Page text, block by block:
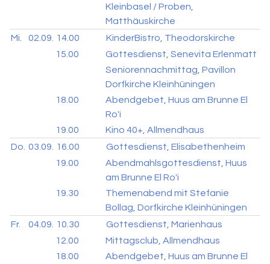
Kleinbasel / Proben,
Matthäuskirche
Mi.
02.09. 14.00
KinderBistro, Theodorskirche
15.00
Gottesdienst, Senevita Erlenmatt
Seniorennachmittag, Pavillon
Dorfkirche Kleinhüningen
18.00
Abendgebet, Huus am Brunne El
Ro'i
19.00
Kino 40+, Allmendhaus
Do. 03.09. 16.00
Gottesdienst, Elisabethenheim
19.00
Abendmahlsgottesdienst, Huus
am Brunne El Ro'i
19.30
Themenabend mit Stefanie
Bollag, Dorfkirche Kleinhüningen
Fr.
04.09. 10.30
Gottesdienst, Marienhaus
12.00
Mittagsclub, Allmendhaus
18.00
Abendgebet, Huus am Brunne El